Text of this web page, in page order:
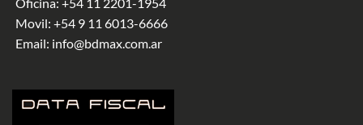
Movil: +54 9 11 6013-6666
Email: info@bdmax.com.ar